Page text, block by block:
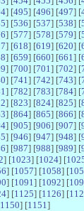
] [495] [496] [497] [
] [536] [537] [538] [
] [577] [578] [579] [
] [618] [619] [620] [
] [659] [660] [661 ] [
] [700] [701 ] [702] [
] [741 ] [742] [743] [
] [782] [783] [784] [
] [823] [824] [825] [
] [864] [865] [866] [
] [905] [906] [907] [
] [946] [947] [948] [
] [987] [988] [989] [
] [1023] [1024] [
] [1057] [1058] [
] [1091 ] [1092] [
] [1125] [1126] [
1150] [1151 ]